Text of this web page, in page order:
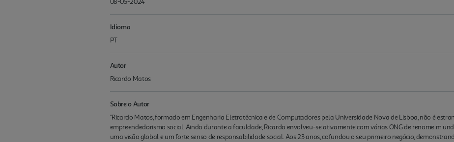
08-05-2024
Idioma
PT
Autor
Ricardo Matos
Sobre o Autor
"Ricardo Matos, formado em Engenharia Eletrotécnica e de Computadores pela Universidade Nova de Lisboa, não é
empreendedorismo social. Ainda durante a faculdade, Ricardo envolveu-se ativamente com várias ONG de renome m
uma visão global e um forte senso de responsabilidade social. Aos 23 anos, cofundou o seu primeiro negócio,